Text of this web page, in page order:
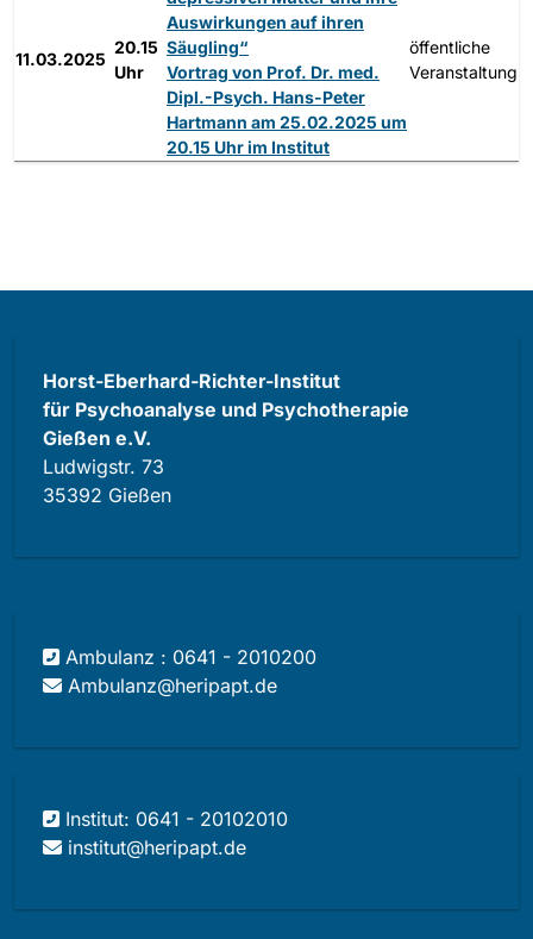
11.03.2025
20.15
Uhr
Auswirkungen auf ihren
Säugling“
Vortrag von Prof. Dr. med.
Dipl.-Psych. Hans-Peter
Hartmann am 25.02.2025 um
20.15 Uhr im Institut
öffentliche
Veranstaltung
Horst-Eberhard-Richter-Institut
für Psychoanalyse und Psychotherapie
Gießen e.V.
Ludwigstr. 73
35392 Gießen
Ambulanz : 0641 - 2010200
Ambulanz@heripapt.de
Institut: 0641 - 20102010
institut@heripapt.de